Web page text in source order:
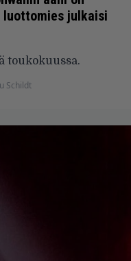
luottomies julkaisi
toukokuussa.
Schildt